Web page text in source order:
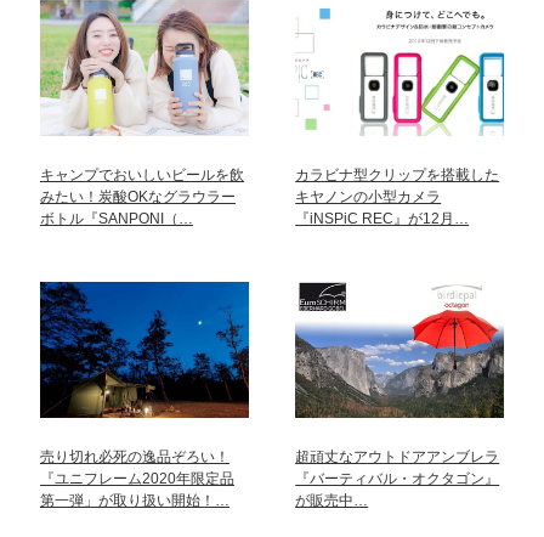
キャンプでおいしいビールを飲
みたい！炭酸OKなグラウラー
ボトル『SANPONI（…
カラビナ型クリップを搭載した
キヤノンの小型カメラ
『iNSPiC REC』が12月…
売り切れ必死の逸品ぞろい！
『ユニフレーム2020年限定品
第一弾」が取り扱い開始！…
超頑丈なアウトドアアンブレラ
『バーティバル・オクタゴン』
が販売中…